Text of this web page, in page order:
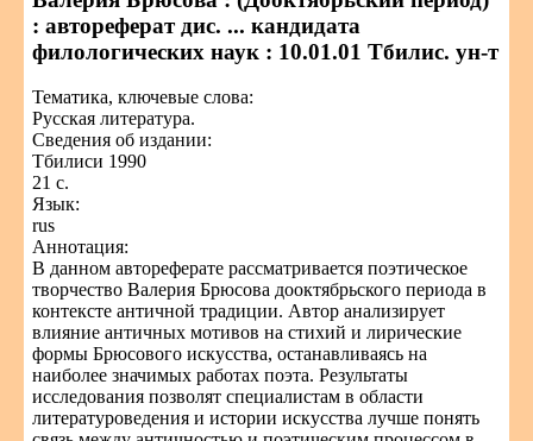
: автореферат дис. ... кандидата
филологических наук : 10.01.01 Тбилис. ун-т
Тематика, ключевые слова:
Русская литература.
Сведения об издании:
Тбилиси 1990
21 с.
Язык:
rus
Аннотация:
В данном автореферате рассматривается поэтическое
творчество Валерия Брюсова дооктябрьского периода в
контексте античной традиции. Автор анализирует
влияние античных мотивов на стихий и лирические
формы Брюсового искусства, останавливаясь на
наиболее значимых работах поэта. Результаты
исследования позволят специалистам в области
литературоведения и истории искусства лучше понять